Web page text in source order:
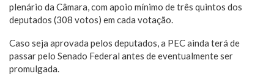
plenário da Câmara, com apoio mínimo de três quintos dos
deputados (308 votos) em cada votação.
Caso seja aprovada pelos deputados, a PEC ainda terá de
passar pelo Senado Federal antes de eventualmente ser
promulgada.